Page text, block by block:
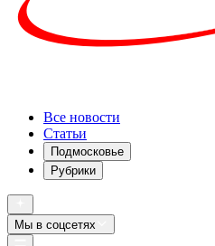
Все новости
Статьи
Подмосковье
Рубрики
Мы в соцсетях